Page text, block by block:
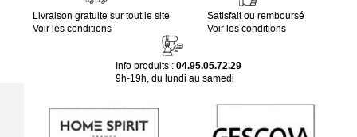
Livraison gratuite sur tout le site
Voir les conditions
Satisfait ou remboursé
Voir les conditions
Info produits : 04.95.05.72.29
9h-19h, du lundi au samedi